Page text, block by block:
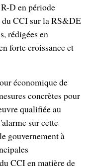
D en période
CCI sur la RS&DE
rédigées en
forte croissance et
économique de
concrètes pour
qualifiée au
sur cette
gouvernement à
CCI en matière de